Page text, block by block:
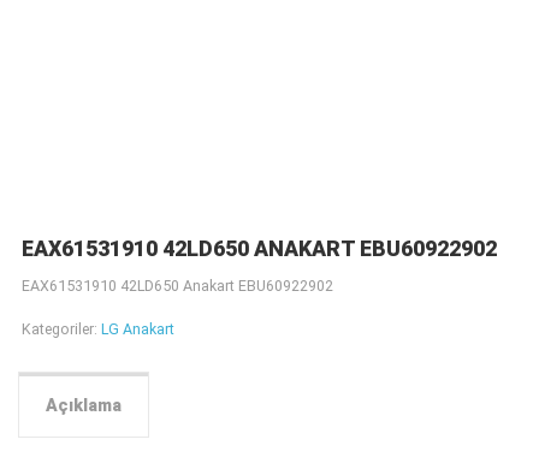
EAX61531910 42LD650 ANAKART EBU60922902
EAX61531910 42LD650 Anakart EBU60922902
Kategoriler: LG Anakart
Açıklama